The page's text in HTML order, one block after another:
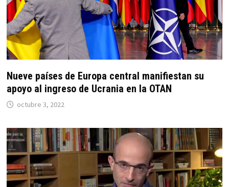
Nueve países de Europa central manifiestan su
apoyo al ingreso de Ucrania en la OTAN
octubre 3, 2022